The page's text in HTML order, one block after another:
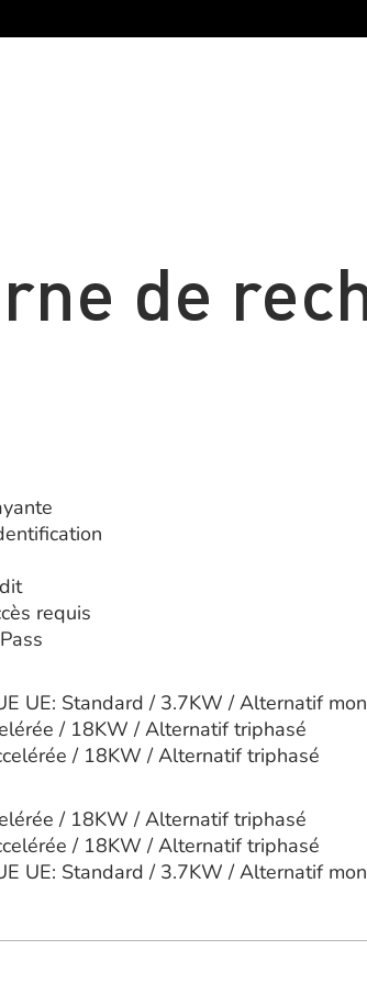
de
requis
UE: Standard / 3.7KW / Alternatif
/ 18KW / Alternatif triphasé
/ 18KW / Alternatif triphasé
/ 18KW / Alternatif triphasé
/ 18KW / Alternatif triphasé
UE: Standard / 3.7KW / Alternatif